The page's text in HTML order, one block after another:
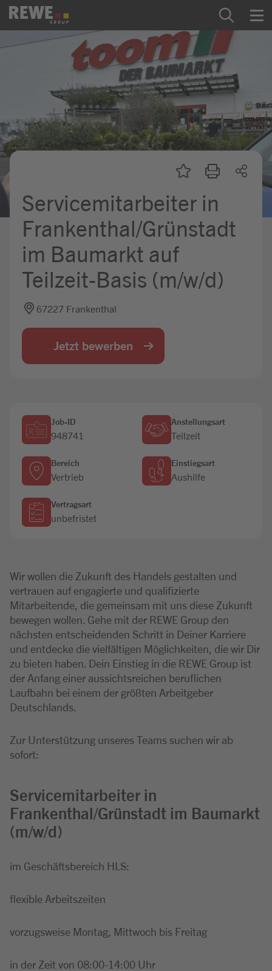
Zum Inhalt springen
Startseite
REWE Group als Arbeitgeber
Ausbildung & Studium
Praktikum & Werkstudium
Mein Kandidat:innenprofil
Jobbörse
Servicemitarbeiter in
Frankenthal/Grünstadt
im Baumarkt auf
Teilzeit-Basis (m/w/d)
67227 Frankenthal
Jetzt bewerben
Job-ID
948741
Anstellungsart
Teilzeit
Bereich
Vertrieb
Einstiegsart
Aushilfe
Vertragsart
unbefristet
Wir wollen die Zukunft des Handels gestalten und
vertrauen auf engagierte und qualifizierte
Mitarbeitende, die gemeinsam mit uns diese Zukunft
bewegen wollen. Gehe mit der REWE Group den
nächsten entscheidenden Schritt in Deiner Karriere
und entdecke die vielfältigen Möglichkeiten, die wir Dir
zu bieten haben. Dein Einstieg in die REWE Group ist
der Anfang einer aussichtsreichen beruflichen
Laufbahn bei einem der größten Arbeitgeber
Deutschlands.
Zur Unterstützung unseres Teams suchen wir ab
sofort:
Servicemitarbeiter in
Frankenthal/Grünstadt im Baumarkt
(m/w/d)
im Geschäftsbereich HLS:
flexible Arbeitszeiten
vorzugsweise Montag, Mittwoch bis Freitag
in der Zeit von 08:00-14:00 Uhr